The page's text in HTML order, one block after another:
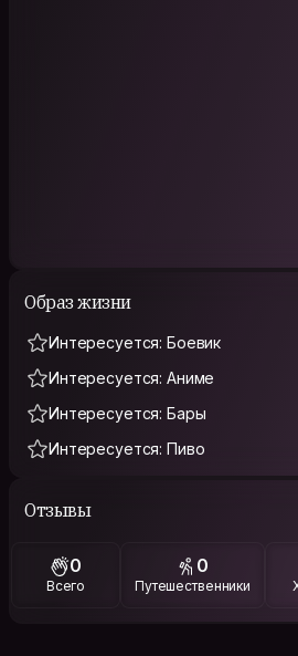
Образ жизни
Интересуется: Боевик
Интересуется: Аниме
Интересуется: Бары
Интересуется: Пиво
Отзывы
0
Всего
0
Путешественники